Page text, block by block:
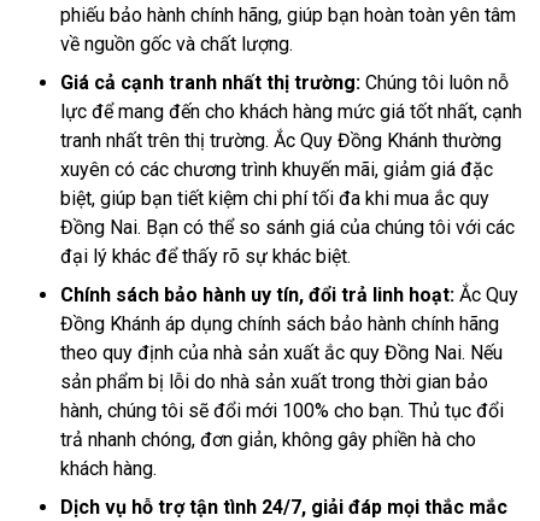
phiếu bảo hành chính hãng, giúp bạn hoàn toàn yên tâm
về nguồn gốc và chất lượng.
Giá cả cạnh tranh nhất thị trường: Chúng tôi luôn nỗ
lực để mang đến cho khách hàng mức giá tốt nhất, cạnh
tranh nhất trên thị trường. Ắc Quy Đồng Khánh thường
xuyên có các chương trình khuyến mãi, giảm giá đặc
biệt, giúp bạn tiết kiệm chi phí tối đa khi mua ắc quy
Đồng Nai. Bạn có thể so sánh giá của chúng tôi với các
đại lý khác để thấy rõ sự khác biệt.
Chính sách bảo hành uy tín, đổi trả linh hoạt: Ắc Quy
Đồng Khánh áp dụng chính sách bảo hành chính hãng
theo quy định của nhà sản xuất ắc quy Đồng Nai. Nếu
sản phẩm bị lỗi do nhà sản xuất trong thời gian bảo
hành, chúng tôi sẽ đổi mới 100% cho bạn. Thủ tục đổi
trả nhanh chóng, đơn giản, không gây phiền hà cho
khách hàng.
Dịch vụ hỗ trợ tận tình 24/7, giải đáp mọi thắc mắc